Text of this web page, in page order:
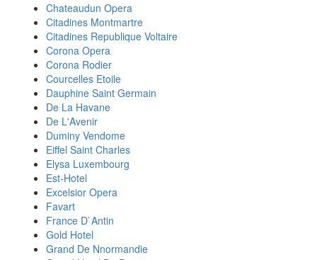
Chateaudun Opera
Citadines Montmartre
Citadines Republique Voltaire
Corona Opera
Corona Rodier
Courcelles Etoile
Dauphine Saint Germain
De La Havane
De L'Avenir
Duminy Vendome
Eiffel Saint Charles
Elysa Luxembourg
Est-Hotel
Excelsior Opera
Favart
France D`Antin
Gold Hotel
Grand De Nnormandie